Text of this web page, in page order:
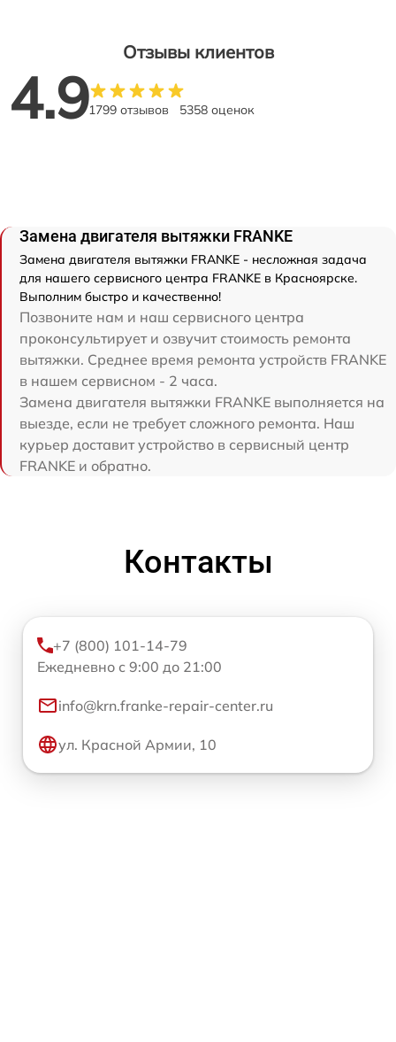
Отзывы клиентов
4.91799 отзывов 5358 оценок
Замена двигателя вытяжки FRANKE
Замена двигателя вытяжки FRANKE - несложная задача
для нашего сервисного центра FRANKE в Красноярске.
Выполним быстро и качественно!
Позвоните нам и наш сервисного центра
проконсультирует и озвучит стоимость ремонта
вытяжки. Среднее время ремонта устройств FRANKE
в нашем сервисном - 2 часа.
Замена двигателя вытяжки FRANKE выполняется на
выезде, если не требует сложного ремонта. Наш
курьер доставит устройство в сервисный центр
FRANKE и обратно.
Контакты
+7 (800) 101-14-79
Ежедневно с 9:00 до 21:00
info@krn.franke-repair-center.ru
ул. Красной Армии, 10